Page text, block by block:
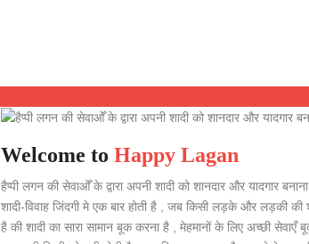
Welcome to Happy Lagan
हैप्पी लगन की सेवाओँ के द्वारा अपनी शादी को शानदार और यादगार
शादी-विवाह जिंदगी मे एक बार होती है , जब किसी लड़के और लड़की की
है की शादी का सारा सामान बूक करना है , मेहमानों के लिए अच्छी